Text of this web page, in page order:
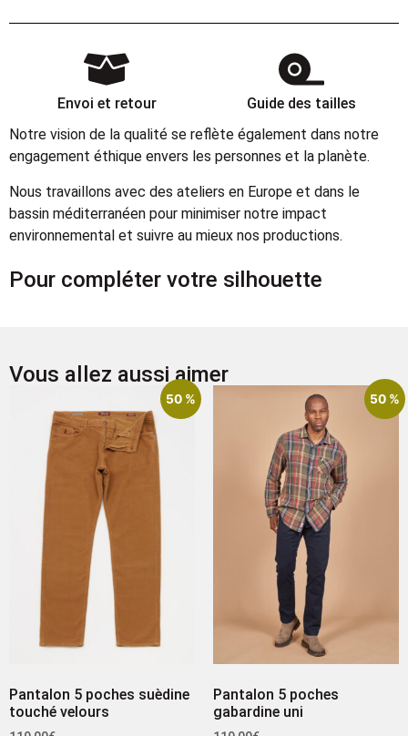
Envoi et retour
Guide des tailles
Notre vision de la qualité se reflète également dans notre
engagement éthique envers les personnes et la planète.
Nous travaillons avec des ateliers en Europe et dans le
bassin méditerranéen pour minimiser notre impact
environnemental et suivre au mieux nos productions.
Pour compléter votre silhouette
Vous allez aussi aimer
50 %
Pantalon 5 poches suèdine
touché velours
50 %
Pantalon 5 poches
gabardine uni